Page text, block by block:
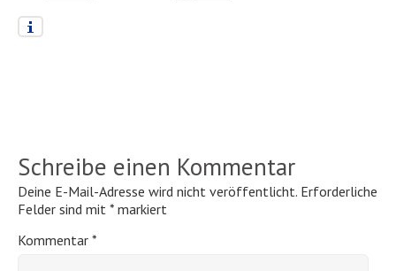
Schreibe einen Kommentar
Deine E-Mail-Adresse wird nicht veröffentlicht. Erforderliche
Felder sind mit * markiert
Kommentar *